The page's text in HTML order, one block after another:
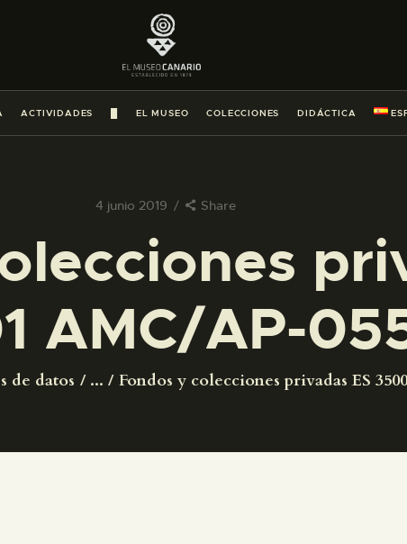
ACTIVIDADES EL MUSEO COLECCIONES DIDÁCTICA
4 junio 2019 Share
AMC/AP-
de datos ... Fondos y colecciones privadas ES
LA VISITA